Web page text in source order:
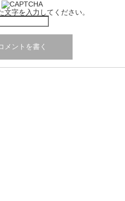
文字を入力してください。